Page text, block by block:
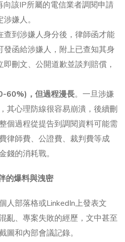
向該IP所屬的電信業者調閱申請
嫌人。
查到涉嫌人身分後，律師函才能
發函給涉嫌人，附上已查知其身
刪文、公開道歉並談判賠償，
60%)，但過程漫長。一旦涉嫌
其心理防線很容易崩潰，後續刪
個過程從提告到調閱資料可能需
律師費、公證費、裁判費等成
錢的消耗戰。
的爆料與洩密
人部落格或LinkedIn上發表文
亂、專案失敗的經歷，文中甚至
圖和內部會議記錄。